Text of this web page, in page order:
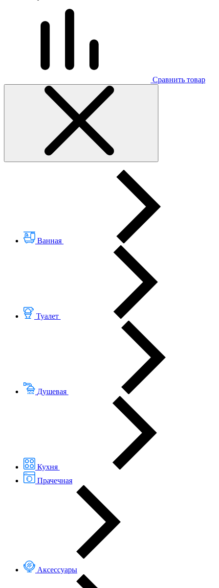
Сравнить товар
Ванная
Туалет
Душевая
Кухня
Прачечная
Аксессуары